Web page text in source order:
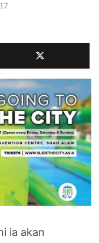
ia akan